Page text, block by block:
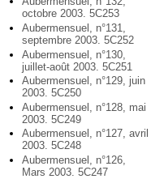
octobre 2003. 5C253
Aubermensuel, n°131,
septembre 2003. 5C252
Aubermensuel, n°130,
juillet-août 2003. 5C251
Aubermensuel, n°129, juin
2003. 5C250
Aubermensuel, n°128, mai
2003. 5C249
Aubermensuel, n°127, avril
2003. 5C248
Aubermensuel, n°126,
Mars 2003. 5C247